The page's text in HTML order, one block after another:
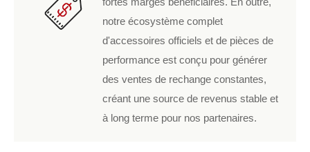
notre écosystème complet
d'accessoires officiels et de pièces de
performance est conçu pour générer
des ventes de rechange constantes,
créant une source de revenus stable et
à long terme pour nos partenaires.